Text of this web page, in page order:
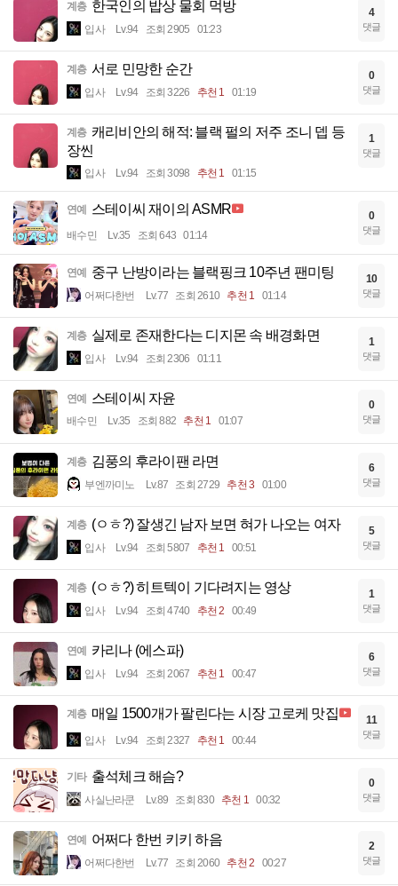
계층 한국인의 밥상 물회 먹방
입사 Lv.94 조회 2905 01:23
4
댓글
계층 서로 민망한 순간
입사 Lv.94 조회 3226 추천 1 01:19
0
댓글
계층 캐리비안의 해적: 블랙 펄의 저주 조니 뎁 등
장씬
입사 Lv.94 조회 3098 추천 1 01:15
1
댓글
연예 스테이씨 재이의 ASMR
배수민 Lv.35 조회 643 01:14
0
댓글
연예 중구 난방이라는 블랙핑크 10주년 팬미팅
어쩌다한번 Lv.77 조회 2610 추천 1 01:14
10
댓글
계층 실제로 존재한다는 디지몬 속 배경화면
입사 Lv.94 조회 2306 01:11
1
댓글
연예 스테이씨 자윤
배수민 Lv.35 조회 882 추천 1 01:07
0
댓글
계층 김풍의 후라이팬 라면
부엔까미노 Lv.87 조회 2729 추천 3 01:00
6
댓글
계층 (ㅇㅎ?) 잘생긴 남자 보면 혀가 나오는 여자
입사 Lv.94 조회 5807 추천 1 00:51
5
댓글
계층 (ㅇㅎ?) 히트텍이 기다려지는 영상
입사 Lv.94 조회 4740 추천 2 00:49
1
댓글
연예 카리나 (에스파)
입사 Lv.94 조회 2067 추천 1 00:47
6
댓글
계층 매일 1500개가 팔린다는 시장 고로케 맛집
입사 Lv.94 조회 2327 추천 1 00:44
11
댓글
기타 출석체크 해슴?
사실난라쿤 Lv.89 조회 830 추천 1 00:32
0
댓글
연예 어쩌다 한번 키키 하음
어쩌다한번 Lv.77 조회 2060 추천 2 00:27
2
댓글